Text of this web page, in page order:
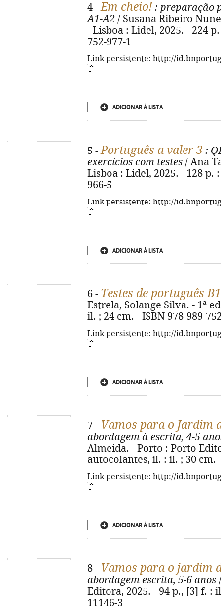
4 -Em cheio! : preparação
A1-A2 / Susana Ribeiro
- Lisboa : Lidel, 2025. - 224
752-977-1
Link persistente: http://
ADICIONAR À LISTA
5 -Português a valer 3 :
exercícios com testes / Ana
Lisboa : Lidel, 2025. - 128 p.
966-5
Link persistente: http://
ADICIONAR À LISTA
6 - Testes de português
Estrela, Solange Silva. - 1ª
il. ; 24 cm. - ISBN 978-989-
Link persistente: http://
ADICIONAR À LISTA
7 - Vamos para o Jardim
abordagem à escrita, 4-5
Almeida. - Porto : Porto
autocolantes, il. : il. ; 30 cm.
Link persistente: http://
ADICIONAR À LISTA
8 - Vamos para o jardim
abordagem escrita, 5-6 anos
Editora, 2025. - 94 p., [3] f. :
11146-3